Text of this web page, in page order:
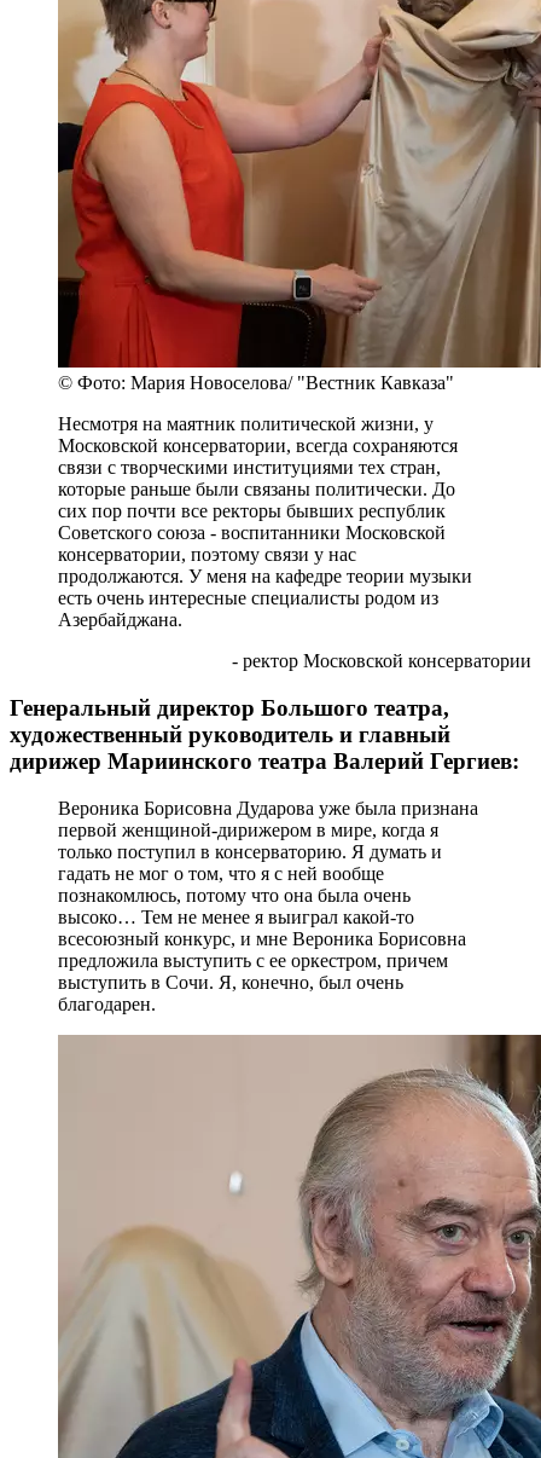
© Фото: Мария Новоселова/ "Вестник Кавказа"
Несмотря на маятник политической жизни, у
Московской консерватории, всегда сохраняются
связи с творческими институциями тех стран,
которые раньше были связаны политически. До
сих пор почти все ректоры бывших республик
Советского союза - воспитанники Московской
консерватории, поэтому связи у нас
продолжаются. У меня на кафедре теории музыки
есть очень интересные специалисты родом из
Азербайджана.
- ректор Московской консерватории
Генеральный директор Большого театра,
художественный руководитель и главный
дирижер Мариинского театра Валерий Гергиев:
Вероника Борисовна Дударова уже была признана
первой женщиной-дирижером в мире, когда я
только поступил в консерваторию. Я думать и
гадать не мог о том, что я с ней вообще
познакомлюсь, потому что она была очень
высоко… Тем не менее я выиграл какой-то
всесоюзный конкурс, и мне Вероника Борисовна
предложила выступить с ее оркестром, причем
выступить в Сочи. Я, конечно, был очень
благодарен.